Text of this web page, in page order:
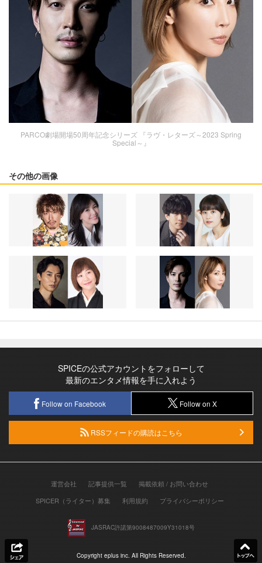
PARCO劇場開場50周年記念シリーズ 『ラヴ・レターズ～2023 Spring
Special～』
その他の画像
SPICEの公式アカウントをフォローして
最新のエンタメ情報を手に入れよう
Follow on Facebook Follow on X
RSSフィードの購読はこちら
運営会社 記事提供一覧
掲載依頼 / お問い合わせ
SPICER（ライター）募集
利用規約 プライバシーポリシー
JASRAC許諾第9008487009Y31018号
Copyright eplus inc. All Rights Reserved.